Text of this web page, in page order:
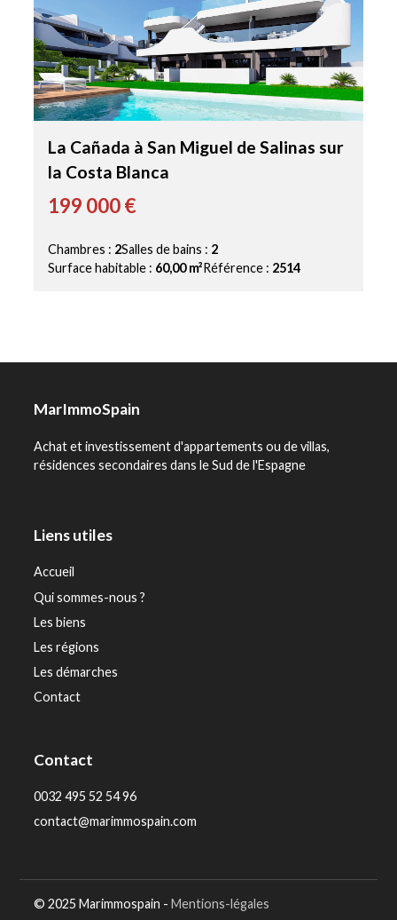
La Cañada à San Miguel de Salinas sur
la Costa Blanca
199 000 €
Chambres : 2Salles de bains : 2
Surface habitable : 60,00 m²Référence : 2514
MarImmoSpain
Achat et investissement d'appartements ou de villas,
résidences secondaires dans le Sud de l'Espagne
Liens utiles
Accueil
Qui sommes-nous ?
Les biens
Les régions
Les démarches
Contact
Contact
0032 495 52 54 96
contact@marimmospain.com
© 2025 Marimmospain -Mentions-légales